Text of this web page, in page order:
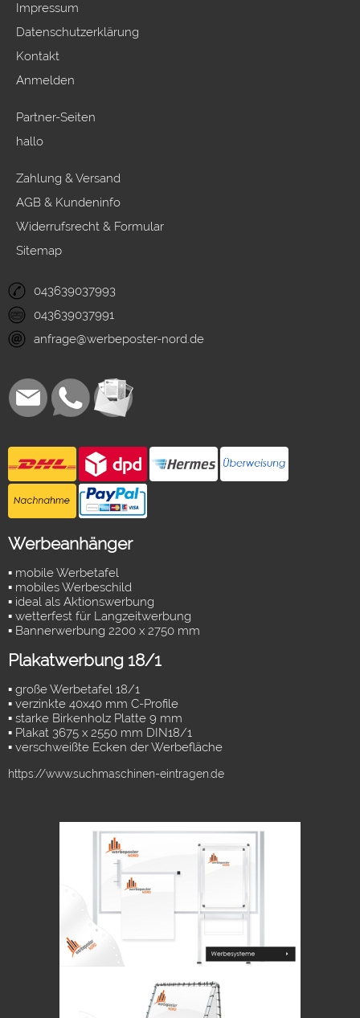
Impressum
Datenschutzerklärung
Kontakt
Anmelden
Partner-Seiten
hallo
Zahlung & Versand
AGB & Kundeninfo
Widerrufsrecht & Formular
Sitemap
043639037993
043639037991
anfrage@werbeposter-nord.de
Werbeanhänger
▪ mobile Werbetafel
▪ mobiles Werbeschild
▪ ideal als Aktionswerbung
▪ wetterfest für Langzeitwerbung
▪ Bannerwerbung 2200 x 2750 mm
Plakatwerbung 18/1
▪ große Werbetafel 18/1
▪ verzinkte 40x40 mm C-Profile
▪ starke Birkenholz Platte 9 mm
▪ Plakat 3675 x 2550 mm DIN18/1
▪ verschweißte Ecken der Werbefläche
https://www.suchmaschinen-eintragen.de